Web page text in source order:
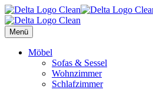
Menü
Möbel
Sofas & Sessel
Wohnzimmer
Schlafzimmer